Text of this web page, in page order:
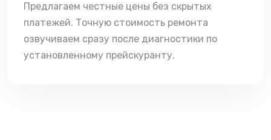
Предлагаем честные цены без скрытых
платежей. Точную стоимость ремонта
озвучиваем сразу после диагностики по
установленному прейскуранту.